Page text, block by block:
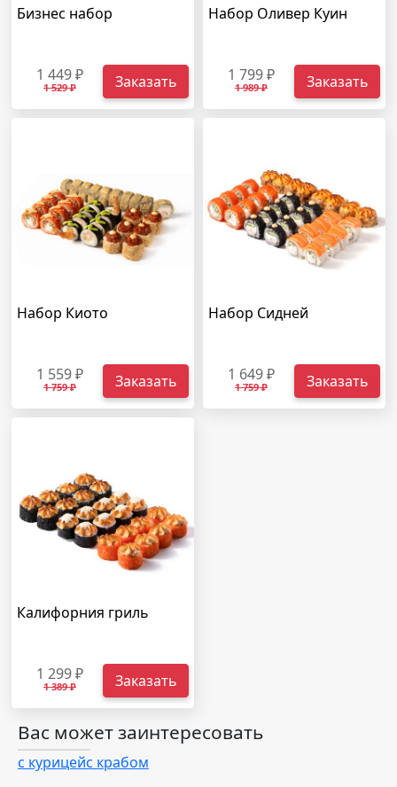
Бизнес набор
1 449 ₽
1 529 ₽ Заказать
Набор Оливер Куин
1 799 ₽
1 989 ₽ Заказать
Набор Киото
1 559 ₽
1 759 ₽ Заказать
Набор Сидней
1 649 ₽
1 759 ₽ Заказать
Калифорния гриль
1 299 ₽
1 389 ₽ Заказать
Вас может заинтересовать
с курицейс крабом